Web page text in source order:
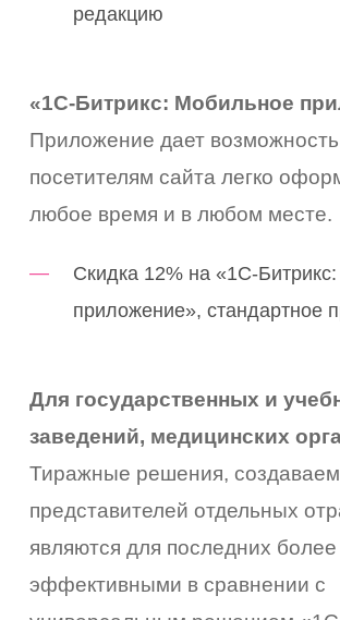
редакцию
«1С-Битрикс: Мобильное
Приложение дает возможность
посетителям сайта легко
любое время и в любом месте.
Скидка 12% на «1С-
приложение», стандартное
Для государственных и
заведений, медицинских
Тиражные решения,
представителей отдельных
являются для последних более
эффективными в сравнении с